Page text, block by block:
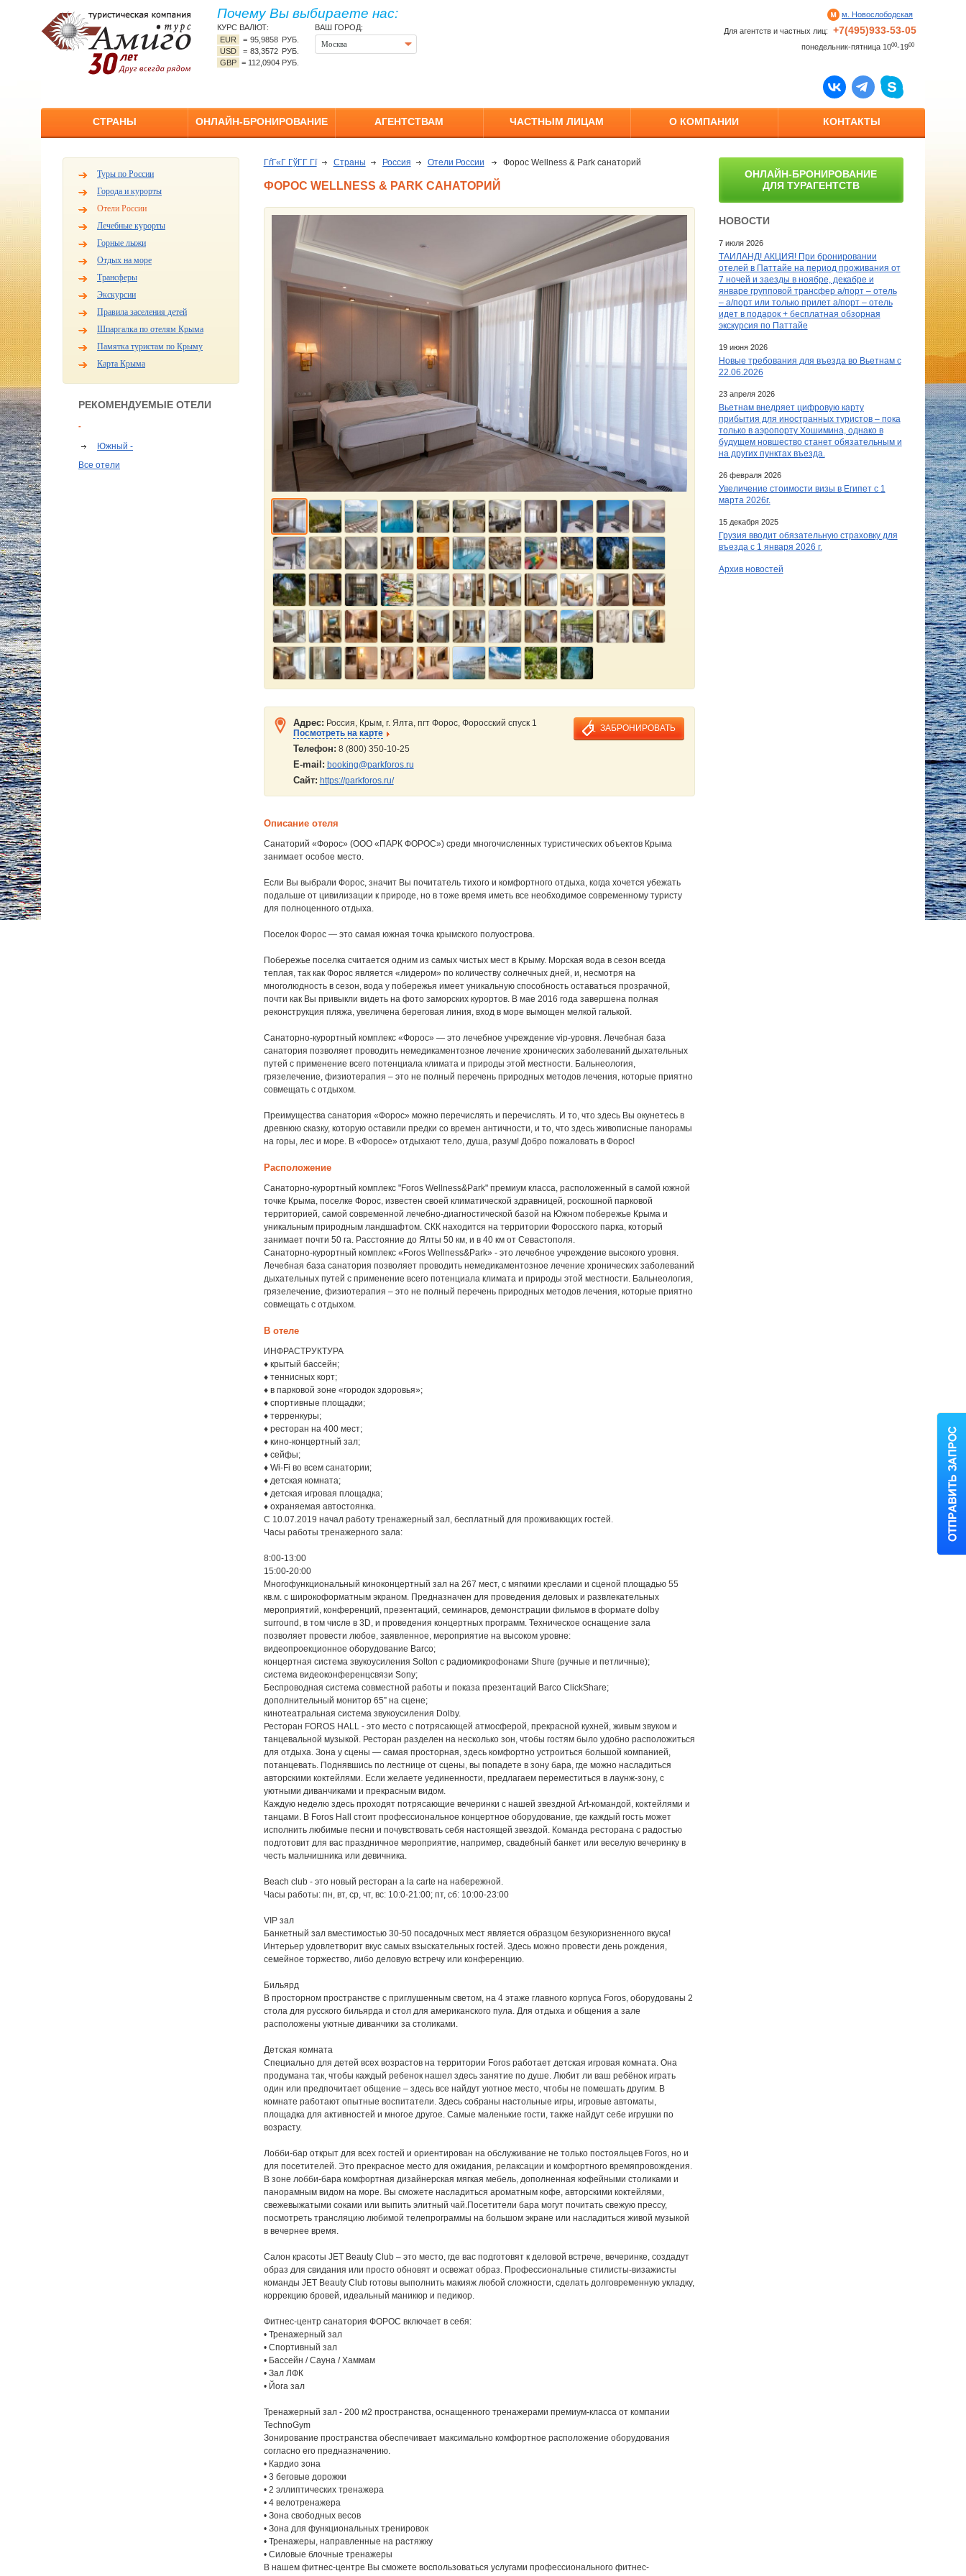
Почему Вы выбираете нас:
КУРС ВАЛЮТ:
EUR
=95,9858 РУБ.
USD
=83,3572 РУБ.
GBP = 112,0904 РУБ.
ВАШ ГОРОД:
Москва
м. Новослободская
Для агентств и частных лиц:
+7(495)933-53-05
понедельник-пятница 1000-1900
СТРАНЫ ОНЛАЙН-БРОНИРОВАНИЕ АГЕНТСТВАМ ЧАСТНЫМ ЛИЦАМ О КОМПАНИИ КОНТАКТЫ
Туры по России
Города и курорты
Отели России
Лечебные курорты
Горные лыжи
Отдых на море
Трансферы
Экскурсии
Правила заселения детей
Шпаргалка по отелям Крыма
Памятка туристам по Крыму
Карта Крыма
РЕКОМЕНДУЕМЫЕ ОТЕЛИ
-
Южный -
Все отели
ГѓГ«Г ГўГ­Г Гї Страны Россия Отели России Форос Wellness & Park санаторий
ФОРОС WELLNESS & PARK САНАТОРИЙ
ЗАБРОНИРОВАТЬ
Адрес: Россия, Крым, г. Ялта, пгт Форос, Форосский спуск 1
Посмотреть на карте
Телефон: 8 (800) 350-10-25
E-mail: booking@parkforos.ru
Сайт: https://parkforos.ru/
Описание отеля
Санаторий «Форос» (ООО «ПАРК ФОРОС») среди многочисленных туристических объектов Крыма
занимает особое место.
Если Вы выбрали Форос, значит Вы почитатель тихого и комфортного отдыха, когда хочется убежать
подальше от цивилизации к природе, но в тоже время иметь все необходимое современному туристу
для полноценного отдыха.
Поселок Форос — это самая южная точка крымского полуострова.
Побережье поселка считается одним из самых чистых мест в Крыму. Морская вода в сезон всегда
теплая, так как Форос является «лидером» по количеству солнечных дней, и, несмотря на
многолюдность в сезон, вода у побережья имеет уникальную способность оставаться прозрачной,
почти как Вы привыкли видеть на фото заморских курортов. В мае 2016 года завершена полная
реконструкция пляжа, увеличена береговая линия, вход в море вымощен мелкой галькой.
Санаторно-курортный комплекс «Форос» — это лечебное учреждение vip-уровня. Лечебная база
санатория позволяет проводить немедикаментозное лечение хронических заболеваний дыхательных
путей с применение всего потенциала климата и природы этой местности. Бальнеология,
грязелечение, физиотерапия – это не полный перечень природных методов лечения, которые приятно
совмещать с отдыхом.
Преимущества санатория «Форос» можно перечислять и перечислять. И то, что здесь Вы окунетесь в
древнюю сказку, которую оставили предки со времен античности, и то, что здесь живописные панорамы
на горы, лес и море. В «Форосе» отдыхают тело, душа, разум! Добро пожаловать в Форос!
Расположение
Санаторно-курортный комплекс "Foros Wellness&Park" премиум класса, расположенный в самой южной
точке Крыма, поселке Форос, известен своей климатической здравницей, роскошной парковой
территорией, самой современной лечебно-диагностической базой на Южном побережье Крыма и
уникальным природным ландшафтом. СКК находится на территории Форосского парка, который
занимает почти 50 га. Расстояние до Ялты 50 км, и в 40 км от Севастополя.
Санаторно-курортный комплекс «Foros Wellness&Park» - это лечебное учреждение высокого уровня.
Лечебная база санатория позволяет проводить немедикаментозное лечение хронических заболеваний
дыхательных путей с применение всего потенциала климата и природы этой местности. Бальнеология,
грязелечение, физиотерапия – это не полный перечень природных методов лечения, которые приятно
совмещать с отдыхом.
В отеле
ИНФРАСТРУКТУРА
♦ крытый бассейн;
♦ теннисных корт;
♦ в парковой зоне «городок здоровья»;
♦ спортивные площадки;
♦ терренкуры;
♦ ресторан на 400 мест;
♦ кино-концертный зал;
♦ сейфы;
♦ Wi-Fi во всем санатории;
♦ детская комната;
♦ детская игровая площадка;
♦ охраняемая автостоянка.
С 10.07.2019 начал работу тренажерный зал, бесплатный для проживающих гостей.
Часы работы тренажерного зала:
8:00-13:00
15:00-20:00
Многофункциональный киноконцертный зал на 267 мест, с мягкими креслами и сценой площадью 55
кв.м. с широкоформатным экраном. Предназначен для проведения деловых и развлекательных
мероприятий, конференций, презентаций, семинаров, демонстрации фильмов в формате dolby
surround, в том числе в 3D, и проведения концертных программ. Техническое оснащение зала
позволяет провести любое, заявленное, мероприятие на высоком уровне:
видеопроекционное оборудование Barco;
концертная система звукоусиления Solton с радиомикрофонами Shure (ручные и петличные);
система видеоконференцсвязи Sony;
Беспроводная система совместной работы и показа презентаций Barco ClickShare;
дополнительный монитор 65” на сцене;
кинотеатральная система звукоусиления Dolby.
Ресторан FOROS HALL - это место с потрясающей атмосферой, прекрасной кухней, живым звуком и
танцевальной музыкой. Ресторан разделен на несколько зон, чтобы гостям было удобно расположиться
для отдыха. Зона у сцены — самая просторная, здесь комфортно устроиться большой компанией,
потанцевать. Поднявшись по лестнице от сцены, вы попадете в зону бара, где можно насладиться
авторскими коктейлями. Если желаете уединенности, предлагаем переместиться в лаунж-зону, с
уютными диванчиками и прекрасным видом.
Каждую неделю здесь проходят потрясающие вечеринки с нашей звездной Art-командой, коктейлями и
танцами. В Foros Hall стоит профессиональное концертное оборудование, где каждый гость может
исполнить любимые песни и почувствовать себя настоящей звездой. Команда ресторана с радостью
подготовит для вас праздничное мероприятие, например, свадебный банкет или веселую вечеринку в
честь мальчишника или девичника.
Beach club - это новый ресторан a la carte на набережной.
Часы работы: пн, вт, ср, чт, вс: 10:0-21:00; пт, сб: 10:00-23:00
VIP зал
Банкетный зал вместимостью 30-50 посадочных мест является образцом безукоризненного вкуса!
Интерьер удовлетворит вкус самых взыскательных гостей. Здесь можно провести день рождения,
семейное торжество, либо деловую встречу или конференцию.
Бильярд
В просторном пространстве с приглушенным светом, на 4 этаже главного корпуса Foros, оборудованы 2
стола для русского бильярда и стол для американского пула. Для отдыха и общения а зале
расположены уютные диванчики за столиками.
Детская комната
Специально для детей всех возрастов на территории Foros работает детская игровая комната. Она
продумана так, чтобы каждый ребенок нашел здесь занятие по душе. Любит ли ваш ребёнок играть
один или предпочитает общение – здесь все найдут уютное место, чтобы не помешать другим. В
комнате работают опытные воспитатели. Здесь собраны настольные игры, игровые автоматы,
площадка для активностей и многое другое. Самые маленькие гости, также найдут себе игрушки по
возрасту.
Лобби-бар открыт для всех гостей и ориентирован на обслуживание не только постояльцев Foros, но и
для посетителей. Это прекрасное место для ожидания, релаксации и комфортного времяпровождения.
В зоне лобби-бара комфортная дизайнерская мягкая мебель, дополненная кофейными столиками и
панорамным видом на море. Вы сможете насладиться ароматным кофе, авторскими коктейлями,
свежевыжатыми соками или выпить элитный чай.Посетители бара могут почитать свежую прессу,
посмотреть трансляцию любимой телепрограммы на большом экране или насладиться живой музыкой
в вечернее время.
Салон красоты JET Beauty Club – это место, где вас подготовят к деловой встрече, вечеринке, создадут
образ для свидания или просто обновят и освежат образ. Профессиональные стилисты-визажисты
команды JET Beauty Club готовы выполнить макияж любой сложности, сделать долговременную укладку,
коррекцию бровей, идеальный маникюр и педикюр.
Фитнес-центр санатория ФОРОС включает в себя:
• Тренажерный зал
• Спортивный зал
• Бассейн / Сауна / Хаммам
• Зал ЛФК
• Йога зал
Тренажерный зал - 200 м2 пространства, оснащенного тренажерами премиум-класса от компании
TechnoGym
Зонирование пространства обеспечивает максимально комфортное расположение оборудования
согласно его предназначению.
• Кардио зона
• 3 беговые дорожки
• 2 эллиптических тренажера
• 4 велотренажера
• Зона свободных весов
• Зона для функциональных тренировок
• Тренажеры, направленные на растяжку
• Силовые блочные тренажеры
В нашем фитнес-центре Вы сможете воспользоваться услугами профессионального фитнес-
ОНЛАЙН-БРОНИРОВАНИЕ
ДЛЯ ТУРАГЕНТСТВ
НОВОСТИ
7 июля 2026
ТАИЛАНД! АКЦИЯ! При бронировании
отелей в Паттайе на период проживания от
7 ночей и заезды в ноябре, декабре и
январе групповой трансфер а/порт – отель
– а/порт или только прилет а/порт – отель
идет в подарок + бесплатная обзорная
экскурсия по Паттайе
19 июня 2026
Новые требования для въезда во Вьетнам с
22.06.2026
23 апреля 2026
Вьетнам внедряет цифровую карту
прибытия для иностранных туристов – пока
только в аэропорту Хошимина, однако в
будущем новшество станет обязательным и
на других пунктах въезда.
26 февраля 2026
Увеличение стоимости визы в Египет c 1
марта 2026г.
15 декабря 2025
Грузия вводит обязательную страховку для
въезда с 1 января 2026 г.
Архив новостей